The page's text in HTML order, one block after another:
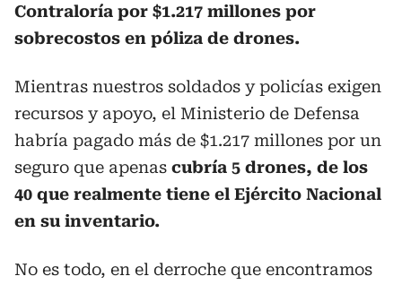
Contraloría por $1.217 millones por
sobrecostos en póliza de drones.
Mientras nuestros soldados y policías exigen
recursos y apoyo, el Ministerio de Defensa
habría pagado más de $1.217 millones por un
seguro que apenas cubría 5 drones, de los
40 que realmente tiene el Ejército Nacional
en su inventario.
No es todo, en el derroche que encontramos